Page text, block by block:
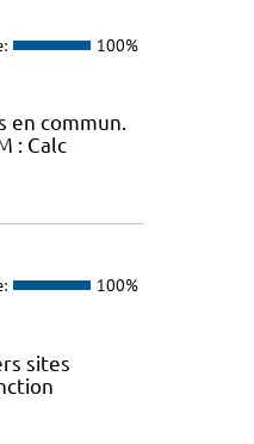
100%
en commun.
: Calc
100%
sites